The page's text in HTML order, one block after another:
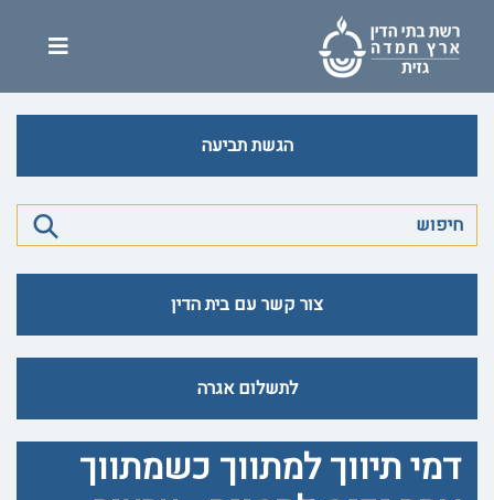
הגשת תביעה
צור קשר עם בית הדין
לתשלום אגרה
דמי תיווך למתווך כשמתווך